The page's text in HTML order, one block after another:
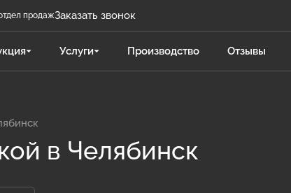
продажЗаказать звонок
Задать вопрос
Поликарпова Светлана
Услуги Производство Отзывы
в Челябинск